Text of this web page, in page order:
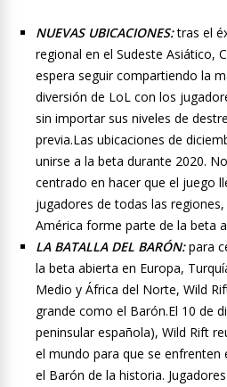
NUEVAS UBICACIONES:tras el
regional en el Sudeste Asiático,
espera seguir compartiendo la
diversión de LoL con los
sin importar sus niveles de
previa.Las ubicaciones de
unirse a la beta durante 2020.
centrado en hacer que el juego
jugadores de todas las
América forme parte de la beta
LA BATALLA DEL BARÓN:para
la beta abierta en Europa,
Medio y África del Norte, Wild
grande como el Barón.El 10 de
peninsular española), Wild Rift
el mundo para que se
el Barón de la historia.